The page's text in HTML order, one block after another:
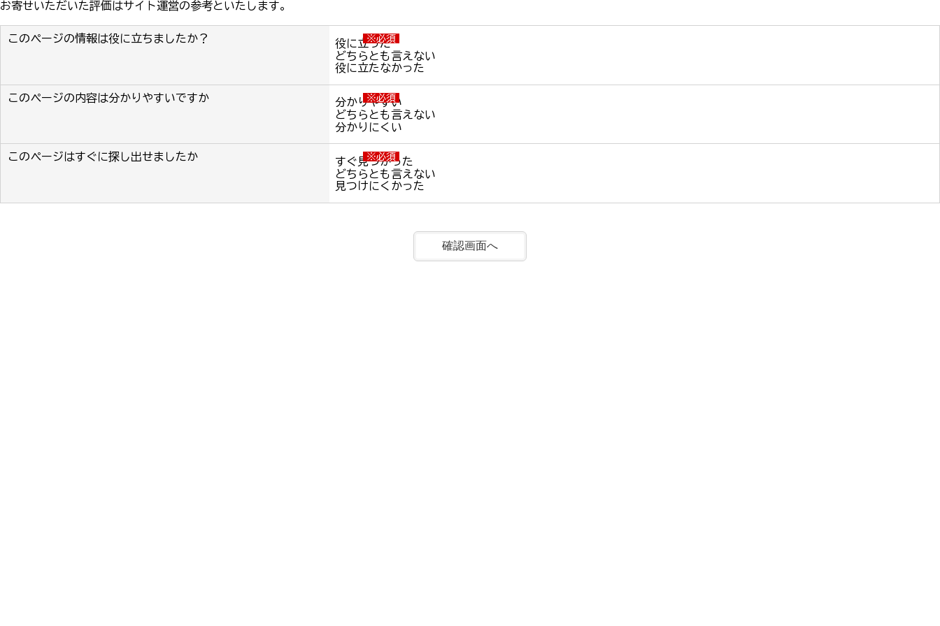
お寄せいただいた評価はサイト運営の参考といたします。
このページの情報は役に立ちましたか？ ※必須
役に立った
どちらとも言えない
役に立たなかった
このページの内容は分かりやすいですか ※必須
分かりやすい
どちらとも言えない
分かりにくい
このページはすぐに探し出せましたか ※必須
すぐ見つかった
どちらとも言えない
見つけにくかった